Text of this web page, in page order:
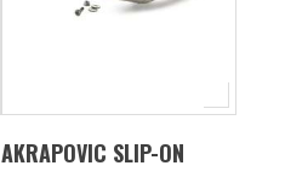
AKRAPOVIC SLIP-ON